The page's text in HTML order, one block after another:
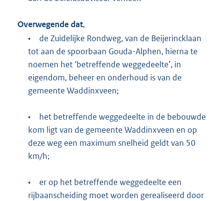
Overwegende dat,
•
de Zuidelijke Rondweg, van de Beijerincklaan
tot aan de spoorbaan Gouda-Alphen, hierna te
noemen het ‘betreffende weggedeelte’, in
eigendom, beheer en onderhoud is van de
gemeente Waddinxveen;
•
het betreffende weggedeelte in de bebouwde
kom ligt van de gemeente Waddinxveen en op
deze weg een maximum snelheid geldt van 50
km/h;
•
er op het betreffende weggedeelte een
rijbaanscheiding moet worden gerealiseerd door